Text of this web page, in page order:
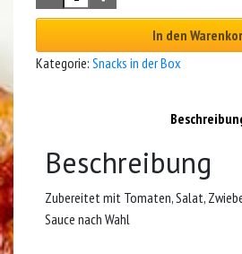
In den
Kategorie: Snacks in der Box
Beschreibung
Zubereitet mit Tomaten, Salat,
Sauce nach Wahl